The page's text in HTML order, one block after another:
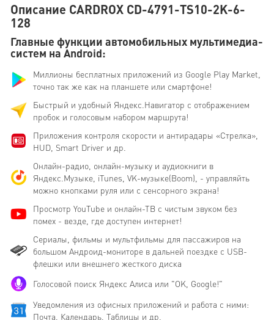
Описание CARDROX CD-4791-TS10-2K-6-
128
Главные функции автомобильных мультимедиа-
систем на Android:
Миллионы бесплатных приложений из Google Play Market,
точно так же как на планшете или смартфоне!
Быстрый и удобный Яндекс.Навигатор с отображением
пробок и голосовым набором маршрута!
Приложения контроля скорости и антирадары «Стрелка»,
HUD, Smart Driver и др.
Онлайн-радио, онлайн-музыку и аудиокниги в
Яндекс.Музыке, iTunes, VK-музыке(Boom), - управляйть
можно кнопками руля или с сенсорного экрана!
Просмотр YouTube и онлайн-ТВ с чистым звуком без
помех - везде, где доступен интернет!
Сериалы, фильмы и мультфильмы для пассажиров на
большом Андроид-мониторе в дальней поездке с USB-
флешки или внешнего жесткого диска
Голосовой поиск Яндекс Алиса или "OK, Google!"
Уведомления из офисных приложений и работа с ними:
Почта, Календарь, Таблицы и др.